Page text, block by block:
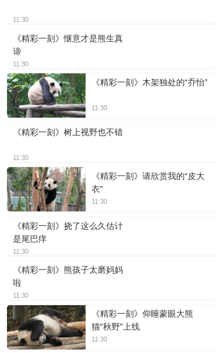
11:30
《精彩一刻》惬意才是熊生真
谛
11:30
《精彩一刻》木架独处的“乔怡”
11:30
《精彩一刻》树上视野也不错
11:30
《精彩一刻》请欣赏我的“皮大
衣”
11:30
《精彩一刻》挠了这么久估计
是尾巴痒
11:30
《精彩一刻》熊孩子太磨妈妈
啦
11:30
《精彩一刻》仰睡蒙眼大熊
猫“秋野”上线
11:30